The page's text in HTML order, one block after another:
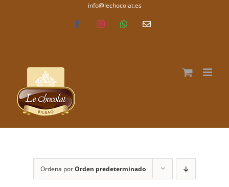
info@lechocolat.es
FacebookInstagramWhatsAppCorreo
Ordena porOrden predeterminado